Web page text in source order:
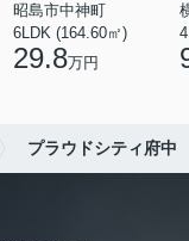
昭島市中神町
6LDK (164.60㎡)
29.8万円
プラウドシティ府中